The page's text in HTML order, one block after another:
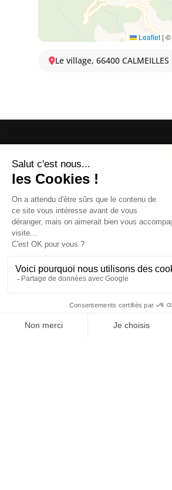
Leaflet |
Le village, 66400 CALMEILLES
OFFICE DE TOURISME
ASPRES-THUIR
Boulevard Violet, 66300 Thuir
Tél. +33 4 68 53 45 86